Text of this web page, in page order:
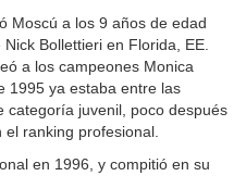
Moscú a los 9 años de edad
Bollettieri en Florida, EE.
a los campeones Monica
1995 ya estaba entre las
categoría juvenil, poco después
ranking profesional.
en 1996, y compitió en su